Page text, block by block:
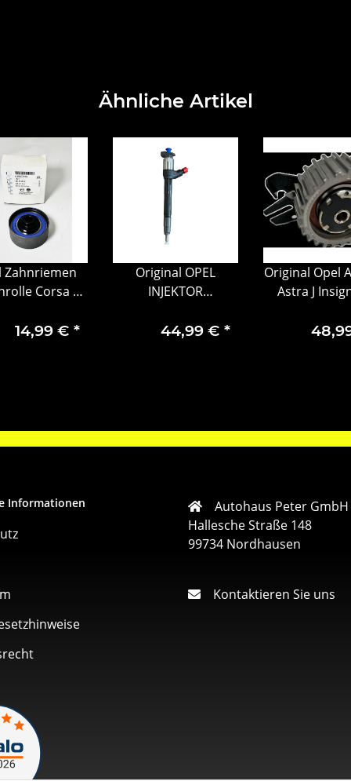
Ähnliche Artikel
Zahnriemen
Corsa D
14,99 € *
Original OPEL
INJEKTOR
ASTRA
44,99 € *
Original Opel
Astra J
Spannrolle
Informationen
Autohaus Peter GmbH
Hallesche Straße 148
99734 Nordhausen
Kontaktieren Sie uns